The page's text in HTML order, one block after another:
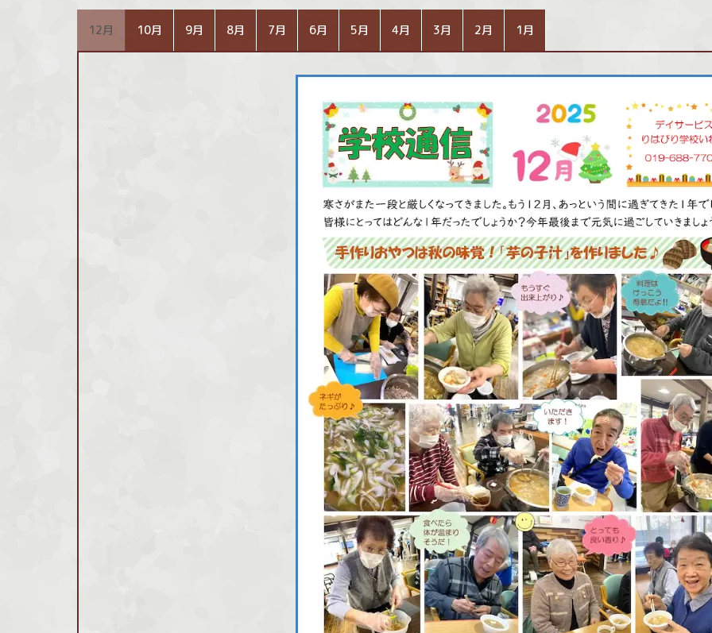
12月 10月 9月 8月 7月 6月 5月 4月 3月 2月 1月